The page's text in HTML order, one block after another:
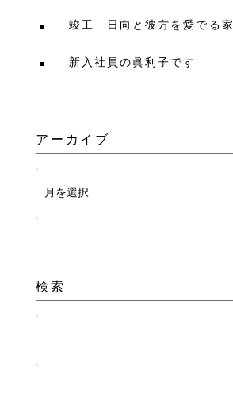
竣工 日向と彼方を愛でる家
新入社員の眞利子です
アーカイブ
検索